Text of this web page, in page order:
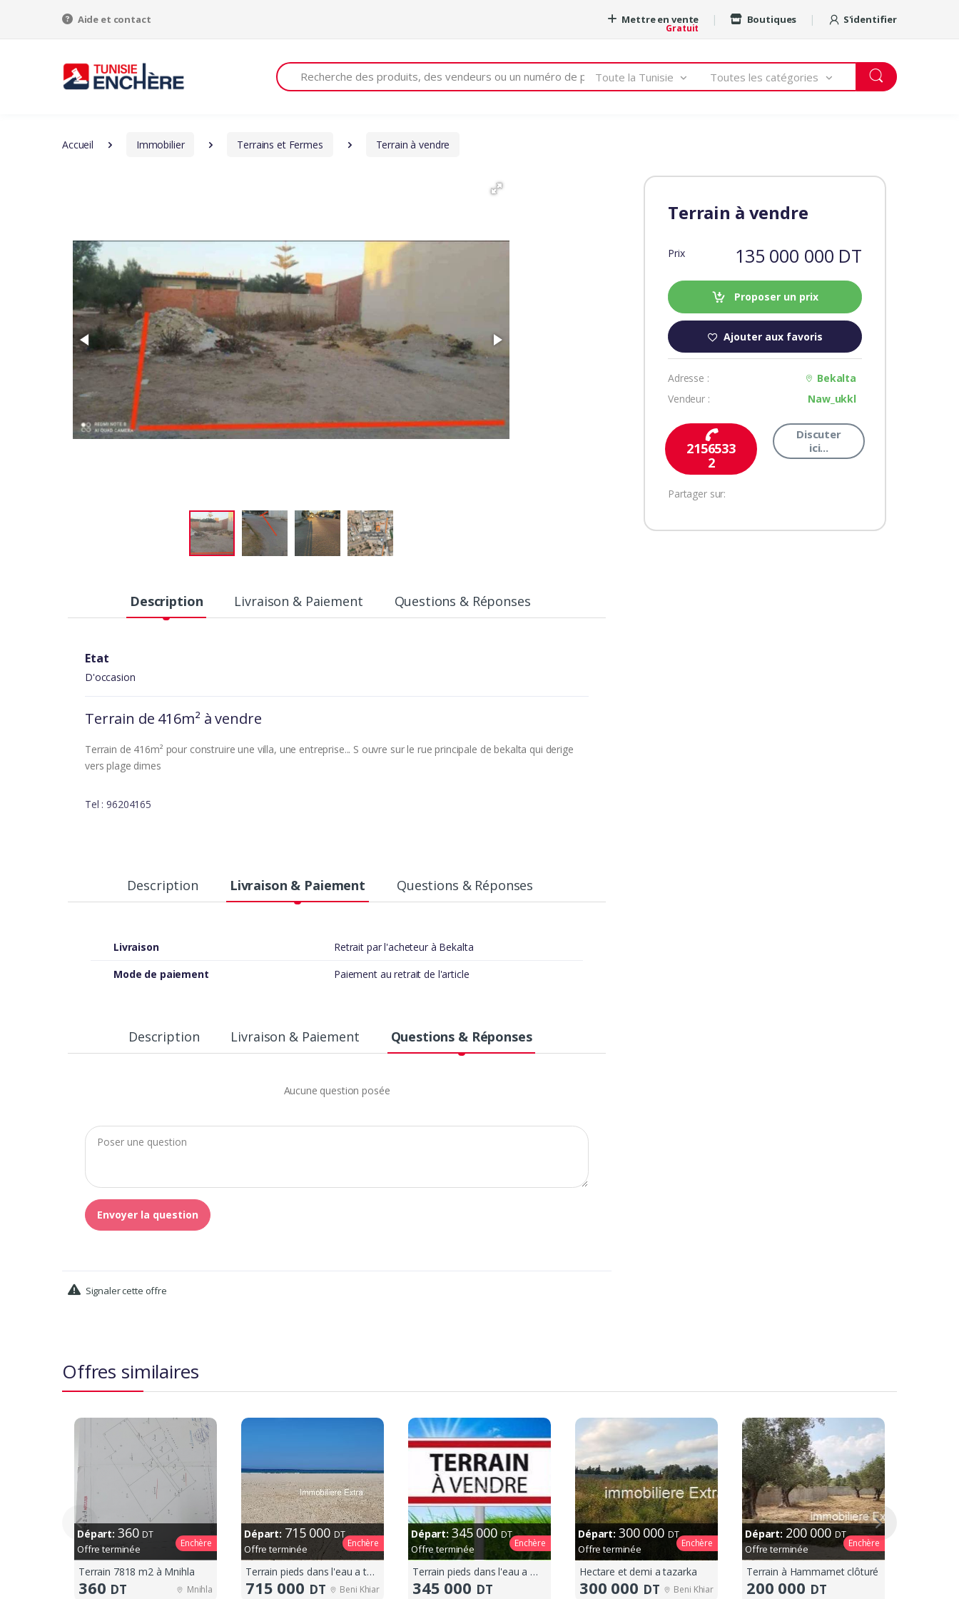
Aide et contact Mettre en vente
Gratuit
Boutiques S'identifier
Recherche
Toute la Tunisie Toutes les catégories
Accueil Immobilier Terrains et Fermes Terrain à vendre
Terrain à vendre
Prix 135 000 000 DT
Proposer un prix
Ajouter aux favoris
Adresse :
Bekalta
Vendeur :
Naw_ukkl
2156533
2
Discuter
ici...
Partager sur:
Description Livraison & Paiement Questions & Réponses
Etat
D'occasion
Terrain de 416m² à vendre
Terrain de 416m² pour construire une villa, une entreprise... S ouvre sur le rue principale de bekalta qui derige
vers plage dimes
Tel : 96204165
Description Livraison & Paiement Questions & Réponses
Livraison
Retrait par l'acheteur à Bekalta
Mode de paiement
Paiement au retrait de l'article
Description Livraison & Paiement Questions & Réponses
Aucune question posée
Envoyer la question
Signaler cette offre
Offres similaires
Départ: 360 DT
Offre terminée Enchère
Terrain 7818 m2 à Mnihla
360 DT Mnihla
Départ: 715 000 DT
Offre terminée Enchère
Terrain pieds dans l'eau a tazarka
715 000 DT Beni Khiar
Départ: 345 000 DT
Offre terminée Enchère
Terrain pieds dans l'eau a menzel temime
345 000 DT
Départ: 300 000 DT
Offre terminée Enchère
Hectare et demi a tazarka
300 000 DT Beni Khiar
Départ: 200 000DT
Offre terminée Enchère
Terrain à Hammamet clôturé
200 000 DT